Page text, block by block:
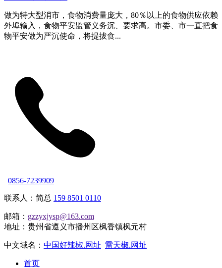
做为特大型消市，食物消费量庞大，80％以上的食物供应依赖
外埠输入，食物平安监管义务沉、要求高。市委、市一直把食
物平安做为严沉使命，将提拔食...
0856-7239909
联系人：简总 159 8501 0110
邮箱： gzzyxjysp@163.com
地址：贵州省遵义市播州区枫香镇枫元村
中文域名： 中国好辣椒.网址 雷天椒.网址
首页